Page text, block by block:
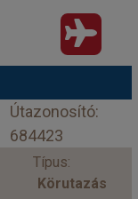
Útazonosító:
684423
Típus:
Körutazás